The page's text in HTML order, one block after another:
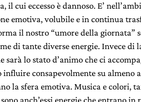
il cui eccesso è dannoso. E’
emotiva, volubile e in continua
il nostro “umore della giornata”
di tante diverse energie. Invece di
sarà lo stato d’animo che ci
influire consapevolmente su almeno
la sfera emotiva. Musica e colori,
anch’essi energie che entrano in